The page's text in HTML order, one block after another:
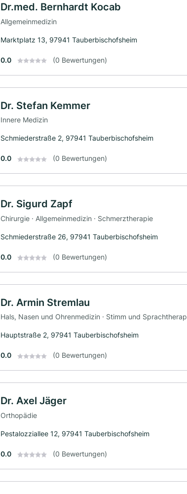
Dr.med. Bernhardt Kocab
Allgemeinmedizin
Marktplatz 13, 97941 Tauberbischofsheim
0.0 (0 Bewertungen)
Dr. Stefan Kemmer
Innere Medizin
Schmiederstraße 2, 97941 Tauberbischofsheim
0.0 (0 Bewertungen)
Dr. Sigurd Zapf
Chirurgie · Allgemeinmedizin · Schmerztherapie
Schmiederstraße 26, 97941 Tauberbischofsheim
0.0 (0 Bewertungen)
Dr. Armin Stremlau
Hals, Nasen und Ohrenmedizin · Stimm und
Hauptstraße 2, 97941 Tauberbischofsheim
0.0 (0 Bewertungen)
Dr. Axel Jäger
Orthopädie
Pestalozziallee 12, 97941 Tauberbischofsheim
0.0 (0 Bewertungen)